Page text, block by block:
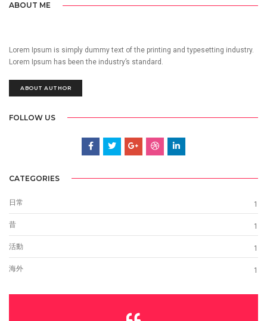
ABOUT ME
Lorem Ipsum is simply dummy text of the printing and typesetting industry.
Lorem Ipsum has been the industry’s standard.
ABOUT AUTHOR
FOLLOW US
CATEGORIES
日常 1
昔 1
活動 1
海外 1